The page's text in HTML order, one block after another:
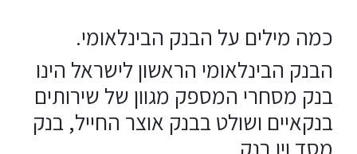
כמה מילים על הבנק הבינלאומי.
הבנק הבינלאומי הראשון לישראל הינו
בנק מסחרי המספק מגוון של שירותים
בנקאיים ושולט בבנק אוצר החייל, בנק
מסד ויו בנק.